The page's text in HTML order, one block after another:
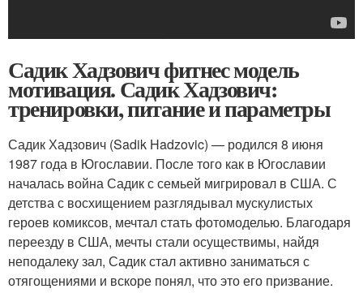
Садик Хадзович фитнес модель
мотивация. Садик Хадзович:
тренировки, питание и параметры
Садик Хадзович (Sadik Hadzovic) — родился 8 июня
1987 года в Югославии. После того как в Югославии
началась война Садик с семьей мигрировал в США. С
детства с восхищением разглядывал мускулистых
героев комиксов, мечтал стать фотомоделью. Благодаря
переезду в США, мечты стали осуществимы, найдя
неподалеку зал, Садик стал активно заниматься с
отягощениями и вскоре понял, что это его призвание.